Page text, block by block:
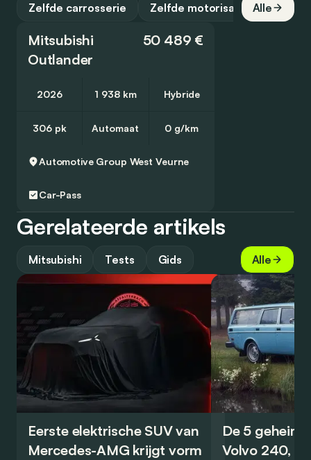
Zelfde carrosserie Zelfde motorisatie Alle
Mitsubishi
Outlander
50 489 €
2026 1 938 km Hybride
306 pk Automaat 0 g/km
Automotive Group West Veurne
Car-Pass
Gerelateerde artikels
Mitsubishi Tests Gids Alle
Eerste elektrische SUV van
Mercedes-AMG krijgt vorm
De 5
Volvo 240, de